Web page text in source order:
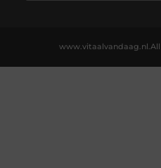
www.vitaalvandaag.nl.